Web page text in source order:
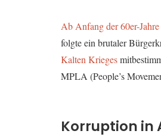
Ab Anfang der 60er-Jahre
folgte ein brutaler
Kalten Krieges
MPLA (People’s
Korruption in